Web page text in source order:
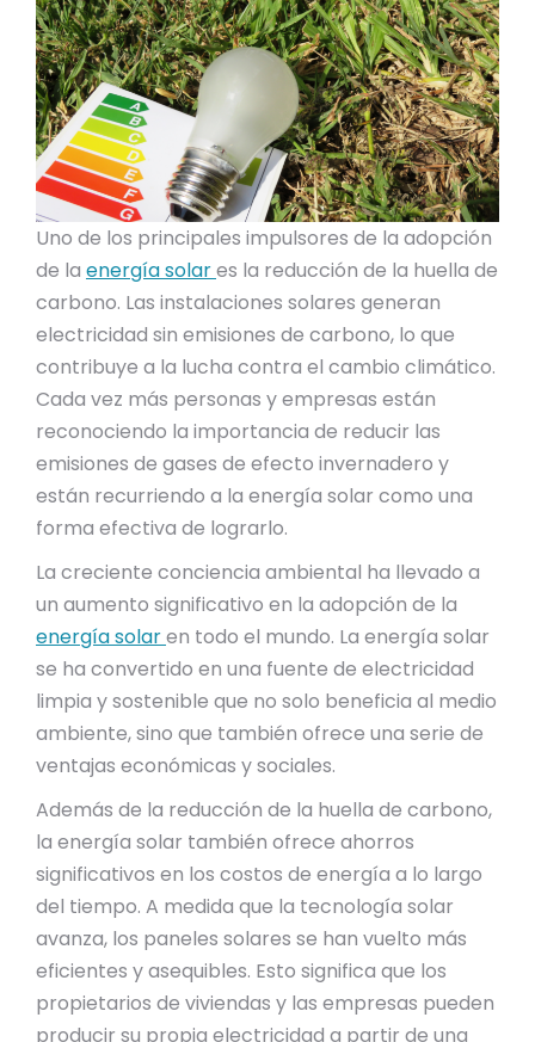
Uno de los principales impulsores de la adopción
de la energía solares la reducción de la huella de
carbono. Las instalaciones solares generan
electricidad sin emisiones de carbono, lo que
contribuye a la lucha contra el cambio climático.
Cada vez más personas y empresas están
reconociendo la importancia de reducir las
emisiones de gases de efecto invernadero y
están recurriendo a la energía solar como una
forma efectiva de lograrlo.
La creciente conciencia ambiental ha llevado a
un aumento significativo en la adopción de la
energía solaren todo el mundo. La energía solar
se ha convertido en una fuente de electricidad
limpia y sostenible que no solo beneficia al medio
ambiente, sino que también ofrece una serie de
ventajas económicas y sociales.
Además de la reducción de la huella de carbono,
la energía solar también ofrece ahorros
significativos en los costos de energía a lo largo
del tiempo. A medida que la tecnología solar
avanza, los paneles solares se han vuelto más
eficientes y asequibles. Esto significa que los
propietarios de viviendas y las empresas pueden
producir su propia electricidad a partir de una